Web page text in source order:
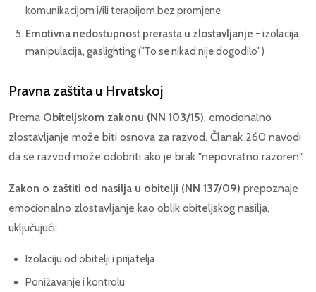
komunikacijom i/ili terapijom bez promjene
Emotivna nedostupnost prerasta u zlostavljanje - izolacija,
manipulacija, gaslighting ("To se nikad nije dogodilo")
Pravna zaštita u Hrvatskoj
Prema Obiteljskom zakonu (NN 103/15), emocionalno
zlostavljanje može biti osnova za razvod. Članak 260 navodi
da se razvod može odobriti ako je brak "nepovratno razoren".
Zakon o zaštiti od nasilja u obitelji (NN 137/09) prepoznaje
emocionalno zlostavljanje kao oblik obiteljskog nasilja,
uključujući:
Izolaciju od obitelji i prijatelja
Ponižavanje i kontrolu